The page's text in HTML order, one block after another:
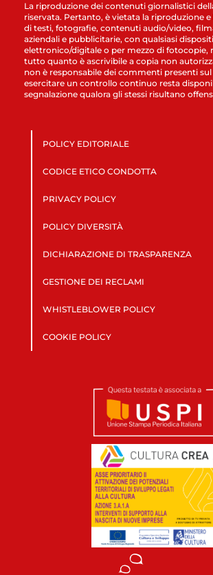
La riproduzione dei contenuti giornalistici
riservata. Pertanto, è vietata la riproduzione e
di testi, fotografie, contenuti audio/video,
aziendali e pubblicitarie, con qualsiasi
elettronico/digitale o per mezzo di fotocopie,
tutto quanto è ascrivibile a copia non
non è responsabile dei commenti presenti
esercitare un controllo continuo resta
segnalazione qualora gli stessi risultano
POLICY EDITORIALE
CODICE ETICO CONDOTTA
PRIVACY POLICY
POLICY DIVERSITÀ
DICHIARAZIONE DI TRASPARENZA
GESTIONE DEI RECLAMI
WHISTLEBLOWER POLICY
COOKIE POLICY